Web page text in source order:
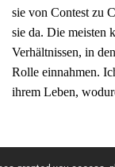
sie von Contest zu
sie da. Die meisten
Verhältnissen, in
Rolle einnahmen.
ihrem Leben,